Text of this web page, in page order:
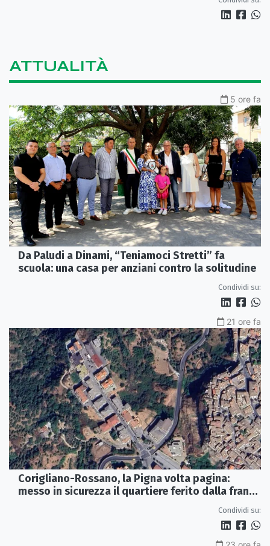
ATTUALITÀ
5 ore fa
Da Paludi a Dinami, “Teniamoci Stretti” fa
scuola: una casa per anziani contro la solitudine
Condividi su:
21 ore fa
Corigliano-Rossano, la Pigna volta pagina:
messo in sicurezza il quartiere ferito dalla frana
Condividi su: